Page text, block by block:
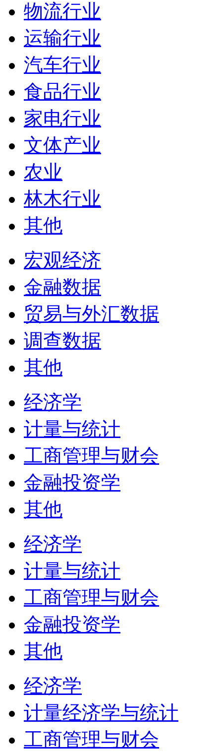
物流行业
运输行业
汽车行业
食品行业
家电行业
文体产业
农业
林木行业
其他
宏观经济
金融数据
贸易与外汇数据
调查数据
其他
经济学
计量与统计
工商管理与财会
金融投资学
其他
经济学
计量与统计
工商管理与财会
金融投资学
其他
经济学
计量经济学与统计
工商管理与财会